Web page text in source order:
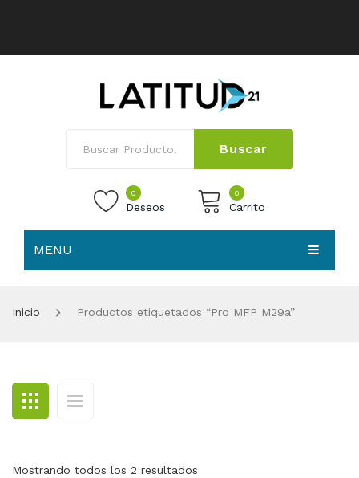
Buscar
0
Deseos
0
Carrito
MENU
BLOG
CONTACTO
Inicio Productos etiquetados “Pro MFP M29a”
Mostrando todos los 2 resultados